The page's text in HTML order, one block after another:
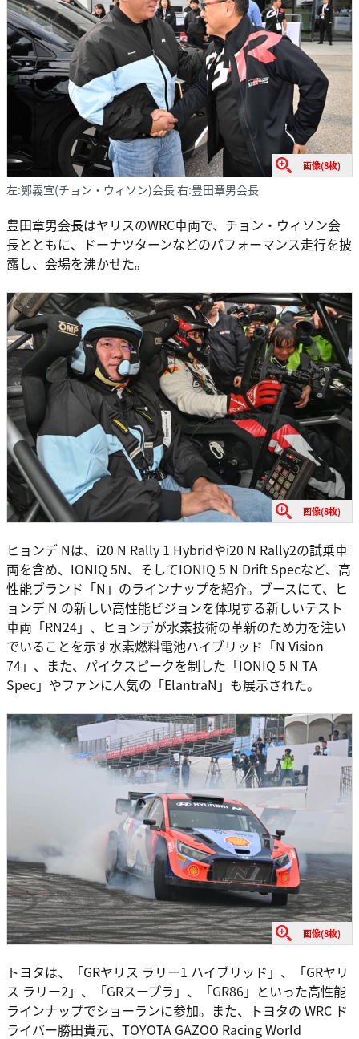
画像(8枚)
左:鄭義宣(チョン・ウィソン)会長 右:豊田章男会長
豊田章男会長はヤリスのWRC車両で、チョン・ウィソン会
長とともに、ドーナツターンなどのパフォーマンス走行を披
露し、会場を沸かせた。
画像(8枚)
ヒョンデ Nは、i20 N Rally 1 Hybridやi20 N Rally2の試乗車
両を含め、IONIQ 5N、そしてIONIQ 5 N Drift Specなど、高
性能ブランド「N」のラインナップを紹介。ブースにて、ヒ
ョンデ N の新しい高性能ビジョンを体現する新しいテスト
車両「RN24」、ヒョンデが水素技術の革新のため力を注い
でいることを示す水素燃料電池ハイブリッド「N Vision
74」、また、パイクスピークを制した「IONIQ 5 N TA
Spec」やファンに人気の「ElantraN」も展示された。
画像(8枚)
トヨタは、「GRヤリス ラリー1 ハイブリッド」、「GRヤリ
ス ラリー2」、「GRスープラ」、「GR86」といった高性能
ラインナップでショーランに参加。また、トヨタの WRC ド
ライバー勝田貴元、TOYOTA GAZOO Racing World